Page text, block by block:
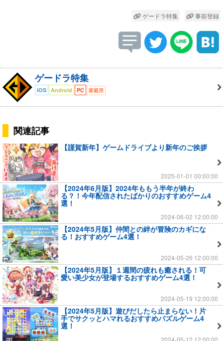
ゲードラ特集 事前登録
ゲードラ特集
iOS Android PC 家庭用
関連記事
【謹賀新年】ゲームドライブより新年のご挨拶
2025-01-01 00:00:00
【2024年6月版】2024年ももう半年が終わ
る？！今年配信されたばかりのおすすめゲーム4
選！
2024-06-02 12:00:00
【2024年5月版】仲間との絆が冒険のカギにな
る！おすすめゲーム4選！
2024-05-26 12:00:00
【2024年5月版】１週間の疲れも癒される！可
愛い美少女が登場するおすすめゲーム4選！
2024-05-19 12:00:00
【2024年5月版】遊びだしたら止まらない！片
手でサクッとハマれるおすすめパズルゲーム4
選！